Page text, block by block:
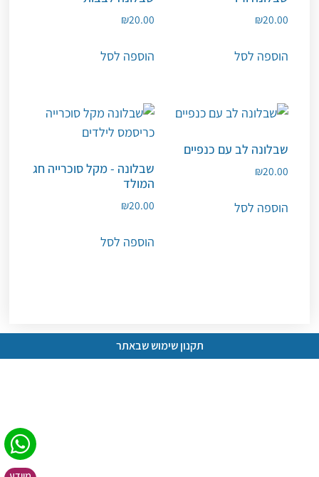
₪20.00
הוספה לסל
₪20.00
הוספה לסל
שבלונה לב עם כנפיים
₪20.00
הוספה לסל
שבלונה - מקל סוכרייה חג
המולד
₪20.00
הוספה לסל
תקנון שימוש שבאתר